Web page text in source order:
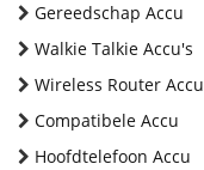
Gereedschap Accu
Walkie Talkie Accu's
Wireless Router Accu
Compatibele Accu
Hoofdtelefoon Accu